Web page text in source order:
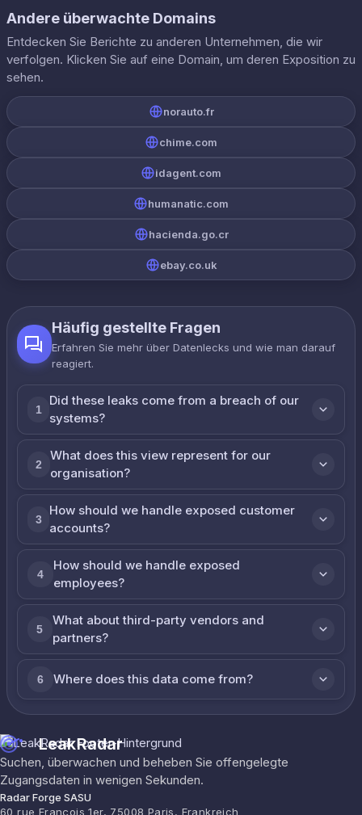
Andere überwachte Domains
Entdecken Sie Berichte zu anderen Unternehmen, die wir
verfolgen. Klicken Sie auf eine Domain, um deren Exposition zu
sehen.
norauto.fr
chime.com
idagent.com
humanatic.com
hacienda.go.cr
ebay.co.uk
Häufig gestellte Fragen
Erfahren Sie mehr über Datenlecks und wie man darauf
reagiert.
1
Did these leaks come from a breach of our
systems?
2
What does this view represent for our
organisation?
3
How should we handle exposed customer
accounts?
4
How should we handle exposed
employees?
5
What about third-party vendors and
partners?
6 Where does this data come from?
LeakRadar
Suchen, überwachen und beheben Sie offengelegte
Zugangsdaten in wenigen Sekunden.
Radar Forge SASU
60 rue François 1er, 75008 Paris, Frankreich